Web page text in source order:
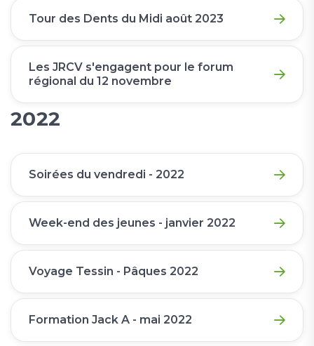
Tour des Dents du Midi août 2023
Les JRCV s'engagent pour le forum
régional du 12 novembre
2022
Soirées du vendredi - 2022
Week-end des jeunes - janvier 2022
Voyage Tessin - Pâques 2022
Formation Jack A - mai 2022